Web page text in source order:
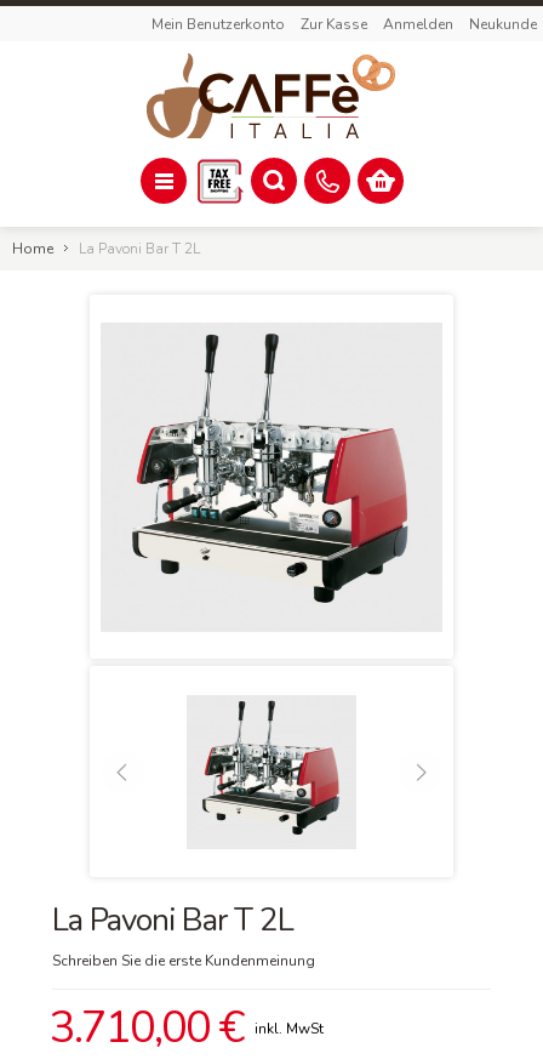
Mein Benutzerkonto Zur Kasse Anmelden Neukunde
Home La Pavoni Bar T 2L
La Pavoni Bar T 2L
Schreiben Sie die erste Kundenmeinung
3.710,00 €